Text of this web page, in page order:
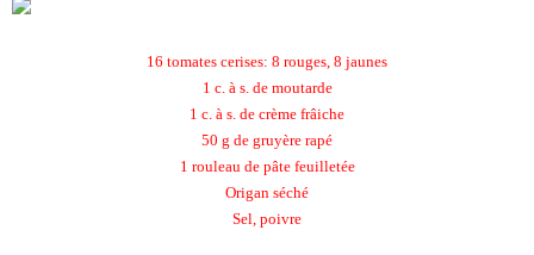
16 tomates cerises: 8 rouges, 8 jaunes
1 c. à s. de moutarde
1 c. à s. de crème frâiche
50 g de gruyère rapé
1 rouleau de pâte feuilletée
Origan séché
Sel, poivre